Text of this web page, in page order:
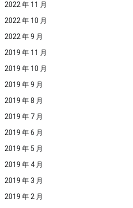
2022 年 11 月
2022 年 10 月
2022 年 9 月
2019 年 11 月
2019 年 10 月
2019 年 9 月
2019 年 8 月
2019 年 7 月
2019 年 6 月
2019 年 5 月
2019 年 4 月
2019 年 3 月
2019 年 2 月